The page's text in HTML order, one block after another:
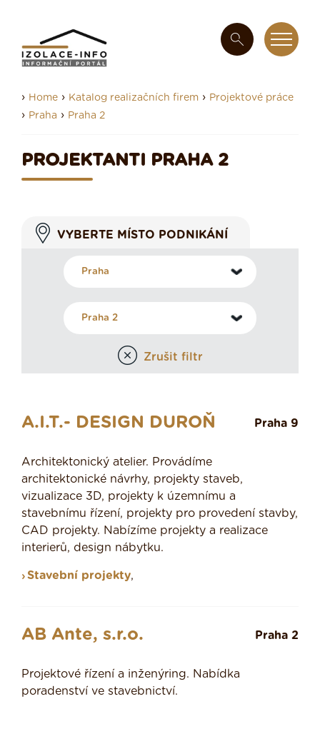
› Home › Katalog realizačních firem › Projektové práce
› Praha › Praha 2
PROJEKTANTI PRAHA 2
VYBERTE MÍSTO PODNIKÁNÍ
Zrušit filtr
A.I.T.- DESIGN DUROŇ Praha 9
Architektonický atelier. Provádíme
architektonické návrhy, projekty staveb,
vizualizace 3D, projekty k územnímu a
stavebnímu řízení, projekty pro provedení stavby,
CAD projekty. Nabízíme projekty a realizace
interierů, design nábytku.
Stavební projekty,
AB Ante, s.r.o. Praha 2
Projektové řízení a inženýring. Nabídka
poradenství ve stavebnictví.